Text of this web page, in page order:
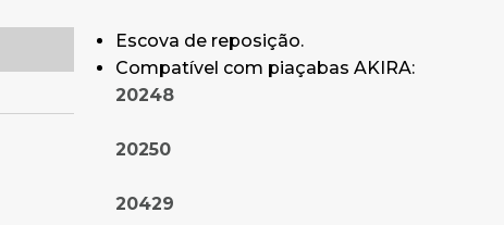
Escova de reposição.
Compatível com piaçabas AKIRA:
20248
20250
20429